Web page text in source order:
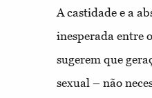
A castidade e a
inesperada entre
sugerem que
sexual – não